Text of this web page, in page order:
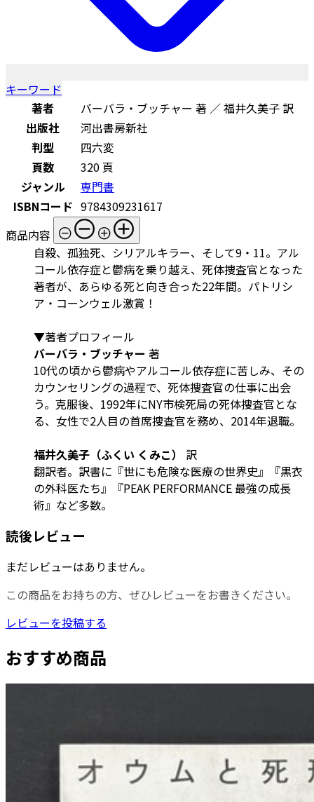
キーワード
著者
バーバラ・ブッチャー 著 ／ 福井久美子 訳
出版社
河出書房新社
判型
四六変
頁数
320 頁
ジャンル
専門書
ISBNコード 9784309231617
商品内容
自殺、孤独死、シリアルキラー、そして9・11。アル
コール依存症と鬱病を乗り越え、死体捜査官となった
著者が、あらゆる死と向き合った22年間。パトリシ
ア・コーンウェル激賞！
▼著者プロフィール
バーバラ・ブッチャー 著
10代の頃から鬱病やアルコール依存症に苦しみ、その
カウンセリングの過程で、死体捜査官の仕事に出会
う。克服後、1992年にNY市検死局の死体捜査官とな
る、女性で2人目の首席捜査官を務め、2014年退職。
福井久美子（ふくい くみこ）
訳
翻訳者。訳書に『世にも危険な医療の世界史』『黒衣
の外科医たち』『PEAK PERFORMANCE 最強の成長
術』など多数。
読後レビュー
まだレビューはありません。
この商品をお持ちの方、ぜひレビューをお書きください。
レビューを投稿する
おすすめ商品